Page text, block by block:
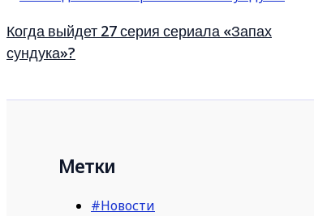
Когда выйдет 27 серия сериала «Запах
сундука»?
Метки
#Новости